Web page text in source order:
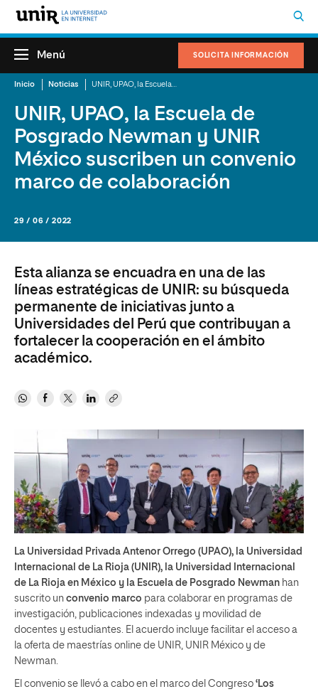
SOLICITA INFORMACIÓN
Menú
Inicio Noticias
UNIR, UPAO, la Escuela de
Posgrado Newman y UNIR
México suscriben un convenio
marco de colaboración
29 / 06 / 2022
Esta alianza se encuadra en una de las
líneas estratégicas de UNIR: su búsqueda
permanente de iniciativas junto a
Universidades del Perú que contribuyan a
fortalecer la cooperación en el ámbito
académico.
La Universidad Privada Antenor Orrego (UPAO), la Universidad
Internacional de La Rioja (UNIR), la Universidad Internacional
de La Rioja en México y la Escuela de Posgrado Newman han
suscrito un convenio marco para colaborar en programas de
investigación, publicaciones indexadas y movilidad de
docentes y estudiantes. El acuerdo incluye facilitar el acceso a
la oferta de maestrías online de UNIR, UNIR México y de
Newman.
El convenio se llevó a cabo en el marco del Congreso ‘Los